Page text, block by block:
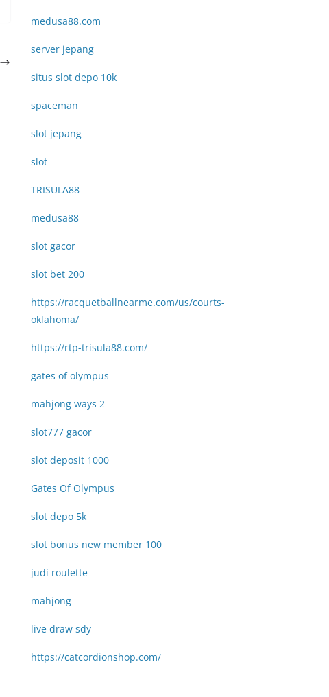
medusa88.com
server jepang
situs slot depo 10k
spaceman
slot jepang
slot
TRISULA88
medusa88
slot gacor
slot bet 200
https://racquetballnearme.com/us/courts-
oklahoma/
https://rtp-trisula88.com/
gates of olympus
mahjong ways 2
slot777 gacor
slot deposit 1000
Gates Of Olympus
slot depo 5k
slot bonus new member 100
judi roulette
mahjong
live draw sdy
https://catcordionshop.com/